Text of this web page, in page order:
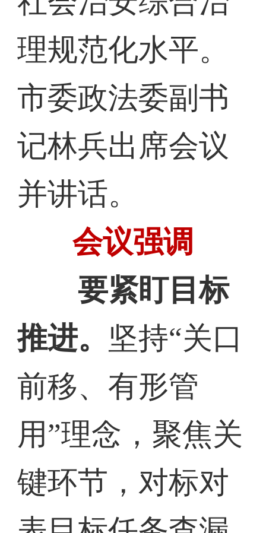
理规范化水平。
市委政法委副书
记林兵出席会议
并讲话。
会议强调
要紧盯目标
推进。 坚持“关口
前移、有形管
用”理念，聚焦关
键环节，对标对